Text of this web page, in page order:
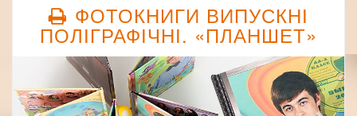
ФОТОКНИГИ ВИПУСКНІ
ПОЛІГРАФІЧНІ. «ПЛАНШЕТ»
Previous Next